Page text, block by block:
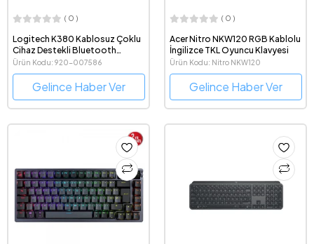
( 0 )
Logitech K380 Kablosuz Çoklu
Cihaz Destekli Bluetooth
Türkçe Q Gri Klavye
Ürün Kodu: 920-007586
Gelince Haber Ver
( 0 )
Acer Nitro NKW120 RGB Kablolu
İngilizce TKL Oyuncu Klavyesi
Ürün Kodu: Nitro NKW120
Gelince Haber Ver